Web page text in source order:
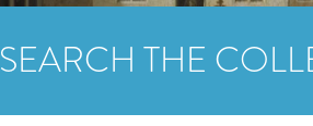
SEARCH THE